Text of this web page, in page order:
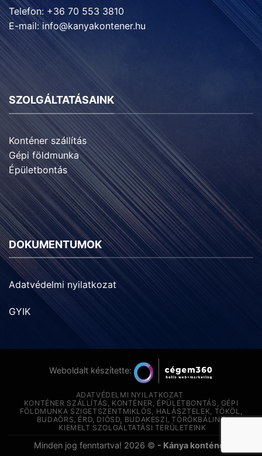
Telefon: +36 70 553 3810
E-mail:info@kanyakontener.hu
SZOLGÁLTATÁSAINK
Konténer szállítás
Gépi földmunka
Épületbontás
DOKUMENTUMOK
Adatvédelmi nyilatkozat
GYIK
Weboldalt készítette:
ADATVÉDELMI NYILATKOZAT
KONTÉNER SZÁLLÍTÁS, KONTÉNER, ÉPÜLETBONTÁS, GÉPI
FÖLDMUNKA SZIGETSZENTMIKLÓS, HALÁSZTELEK, TÖKÖL,
BUDAÖRS, ÉRD, DIÓSD, BUDAKESZI, TÖRÖKBÁLINT
KIEMELT SZOLGÁLTATÁSI TERÜLETEINK
Minden jog fenntartva! 2026 © - Kánya konténer